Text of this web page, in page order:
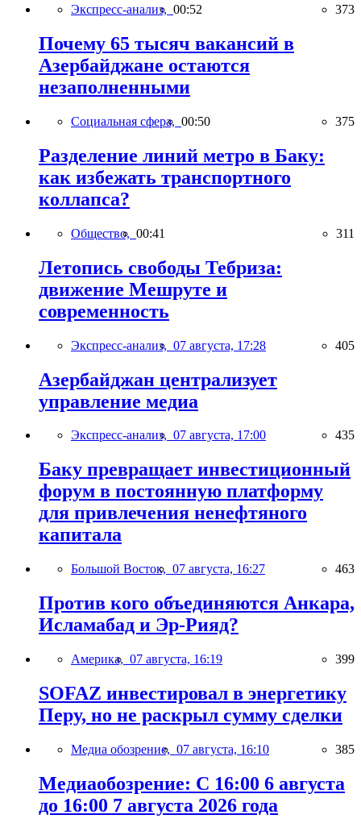
Экспресс-анализ, 00:52 373
Почему 65 тысяч вакансий в
Азербайджане остаются
незаполненными
Социальная сфера, 00:50 375
Разделение линий метро в Баку:
как избежать транспортного
коллапса?
Общество, 00:41 311
Летопись свободы Тебриза:
движение Мешруте и
современность
Экспресс-анализ, 07 августа, 17:28 405
Азербайджан централизует
управление медиа
Экспресс-анализ, 07 августа, 17:00 435
Баку превращает инвестиционный
форум в постоянную платформу
для привлечения ненефтяного
капитала
Большой Восток, 07 августа, 16:27 463
Против кого объединяются Анкара,
Исламабад и Эр-Рияд?
Америка, 07 августа, 16:19 399
SOFAZ инвестировал в энергетику
Перу, но не раскрыл сумму сделки
Медиа обозрение, 07 августа, 16:10 385
Медиаобозрение: С 16:00 6 августа
до 16:00 7 августа 2026 года